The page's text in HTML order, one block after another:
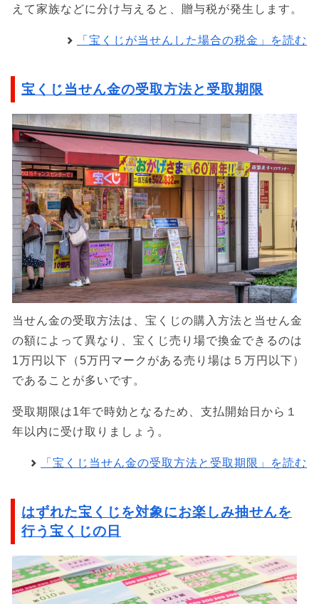
えて家族などに分け与えると、贈与税が発生します。
「宝くじが当せんした場合の税金」を読む
宝くじ当せん金の受取方法と受取期限
当せん金の受取方法は、宝くじの購入方法と当せん金
の額によって異なり、宝くじ売り場で換金できるのは
1万円以下（5万円マークがある売り場は５万円以下）
であることが多いです。
受取期限は1年で時効となるため、支払開始日から１
年以内に受け取りましょう。
「宝くじ当せん金の受取方法と受取期限」を読む
はずれた宝くじを対象にお楽しみ抽せんを
行う宝くじの日